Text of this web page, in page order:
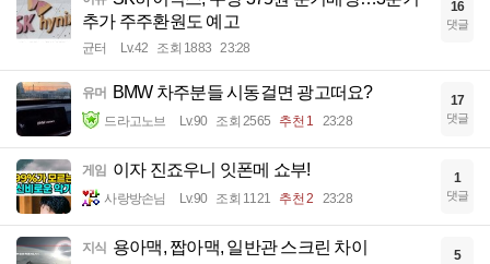
추가 주주환원도 예고
균터 Lv.42 조회 1883 23:28
16
댓글
유머 BMW 차주분들 시동걸면 광고떠요?
드라고노브 Lv.90 조회 2565 추천 1 23:28
17
댓글
게임 이자 진죠우니 잇폰메 쇼부!
사랑방손님 Lv.90 조회 1121 추천 2 23:28
1
댓글
지식 용아맥, 짭아맥, 일반관 스크린 차이 5